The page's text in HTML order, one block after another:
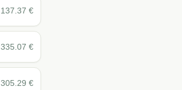
137.37 €
335.07 €
305.29 €